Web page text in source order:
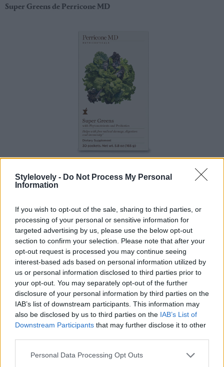
Stylelovely - Do Not Process My Personal
Information
If you wish to opt-out of the sale, sharing to third parties, or
processing of your personal or sensitive information for
targeted advertising by us, please use the below opt-out
section to confirm your selection. Please note that after your
opt-out request is processed you may continue seeing
interest-based ads based on personal information utilized by
us or personal information disclosed to third parties prior to
your opt-out. You may separately opt-out of the further
disclosure of your personal information by third parties on the
IAB’s list of downstream participants. This information may
also be disclosed by us to third parties on the IAB’s List of
Downstream Participants that may further disclose it to other
Personal Data Processing Opt Outs
Super Greens de Perricone MD
Super Greens esuna bebida de súper alimentosen formato
de polvo. Proporciona un soporte instantáneo de nutrición,
Follow us